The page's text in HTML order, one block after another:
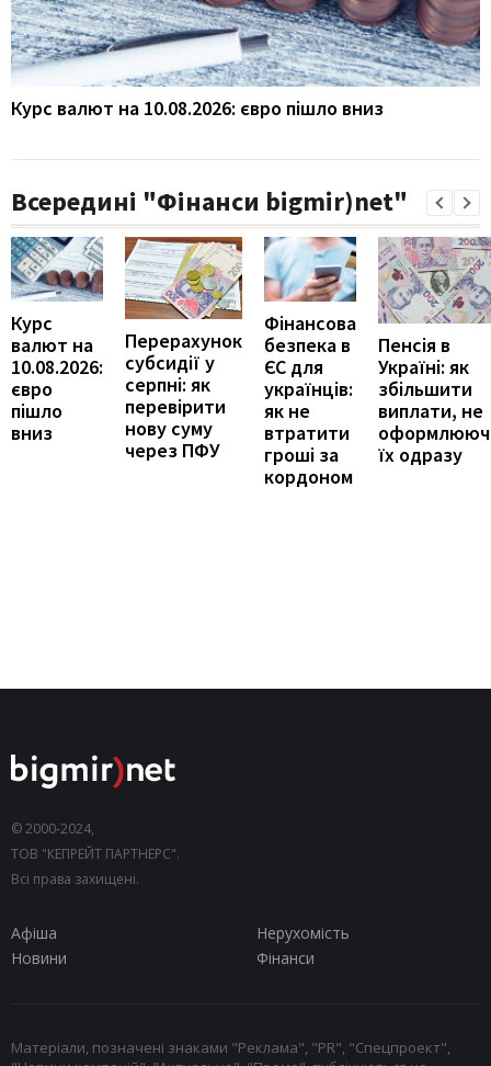
Курс валют на 10.08.2026: євро пішло вниз
Всередині "Фінанси bigmir)net"
Курс
валют на
10.08.2026:
євро
пішло
вниз
Перерахунок
субсидії у
серпні: як
перевірити
нову суму
через ПФУ
Фінансова
безпека в
ЄС для
українців:
як не
втратити
гроші за
кордоном
Пенсія в
Україні: як
збільшити
виплати, не
їх одразу
© 2000-2024,
ТОВ "КЕПРЕЙТ ПАРТНЕРС".
Всі права захищені.
Афіша
Нерухомість
Новини
Фінанси
Матеріали, позначені знаками "Реклама", "PR", "Спецпроект",